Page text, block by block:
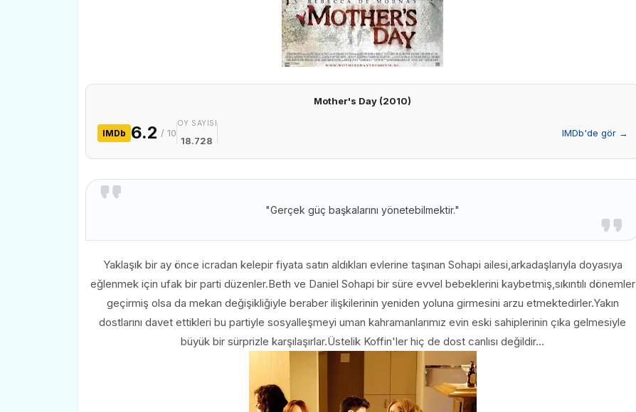
Mother's Day (2010)
IMDb 6.2 / 10
OY SAYISI
18.728
IMDb'de gör →
"Gerçek güç başkalarını yönetebilmektir."
Yaklaşık bir ay önce icradan kelepir fiyata satın aldıkları evlerine taşınan Sohapi ailesi,arkadaşlarıyla doyasıya
eğlenmek için ufak bir parti düzenler.Beth ve Daniel Sohapi bir süre evvel bebeklerini kaybetmiş,sıkıntılı dönemler
geçirmiş olsa da mekan değişikliğiyle beraber ilişkilerinin yeniden yoluna girmesini arzu etmektedirler.Yakın
dostlarını davet ettikleri bu partiyle sosyalleşmeyi uman kahramanlarımız evin eski sahiplerinin çıka gelmesiyle
büyük bir sürprizle karşılaşırlar.Üstelik Koffin'ler hiç de dost canlısı değildir...